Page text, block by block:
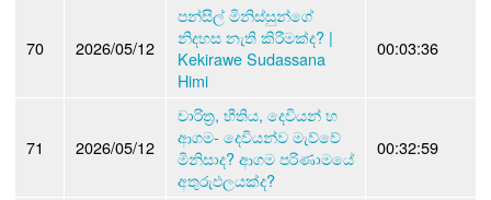
70 2026/05/12
පන්සිල් මිනිස්සුන්ගේ
නිදහස නැති කිරීමක්ද? |
Kekirawe Sudassana
Himi
00:03:36
71 2026/05/12
චාරිත්‍ර, භීතිය, දෙවියන් හ
ආගම- දෙවියන්ව මැව්වේ
මිනිසාද? ආගම පරිණාමයේ
අතුරුඵලයක්ද?
00:32:59